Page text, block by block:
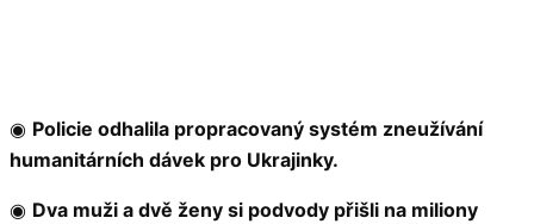
◉ Policie odhalila propracovaný systém zneužívání
humanitárních dávek pro Ukrajinky.
◉ Dva muži a dvě ženy si podvody přišli na miliony